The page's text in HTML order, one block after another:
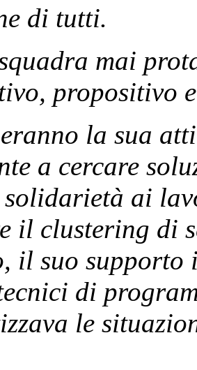
di tutti.
mai
propositivo
la sua
a cercare
solidarietà ai
il clustering di
il suo
di
le